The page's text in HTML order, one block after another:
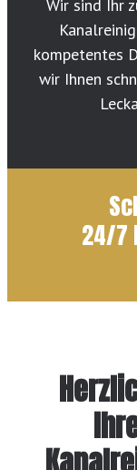
Wir sind Ihr
kompetentes
wir Ihnen
24/7